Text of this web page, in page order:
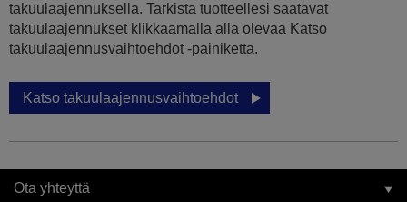
takuulaajennuksella. Tarkista tuotteellesi saatavat
takuulaajennukset klikkaamalla alla olevaa Katso
takuulaajennusvaihtoehdot -painiketta.
Katso takuulaajennusvaihtoehdot
Ota yhteyttä